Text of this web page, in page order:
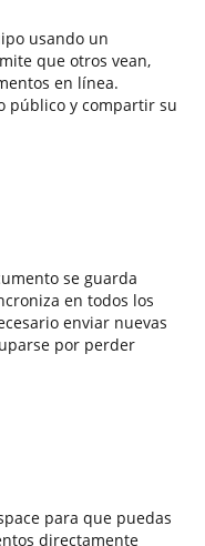
usando un
que otros vean,
en línea.
público y compartir su
se guarda
en todos los
enviar nuevas
por perder
para que puedas
directamente